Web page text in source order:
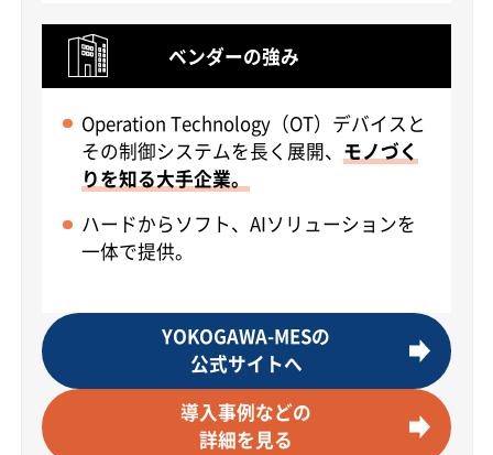
ベンダーの強み
Operation Technology（OT）デバイスと
その制御システムを長く展開、 モノづく
りを知る大手企業。
ハードからソフト、AIソリューションを
一体で提供。
YOKOGAWA-MESの
公式サイトへ
導入事例などの
詳細を見る